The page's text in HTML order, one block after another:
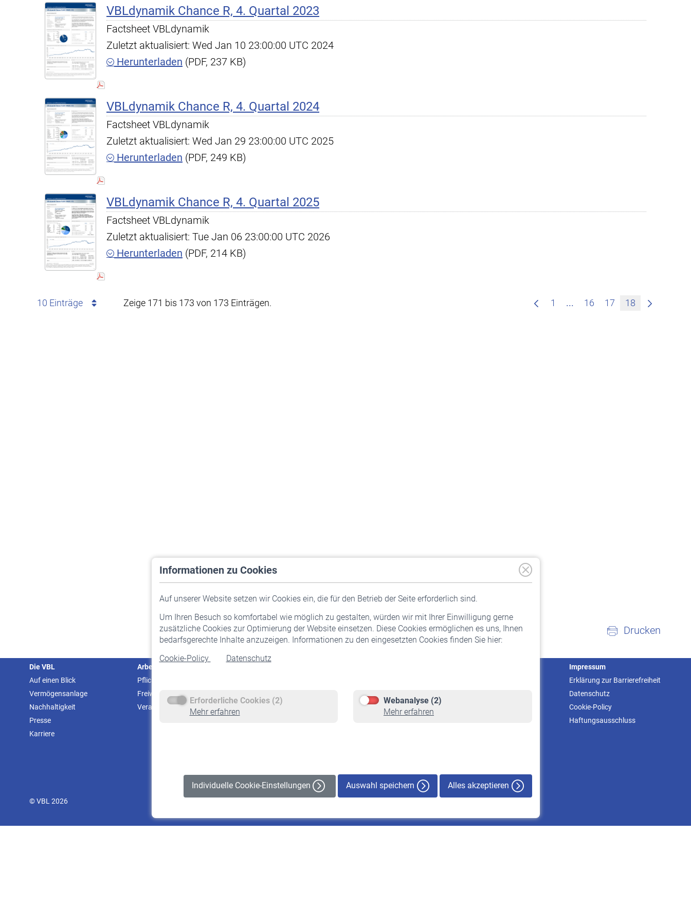
VBLdynamik Chance R, 4. Quartal 2023
Factsheet VBLdynamik
Zuletzt aktualisiert: Wed Jan 10 23:00:00 UTC 2024
Herunterladen (PDF, 237 KB)
VBLdynamik Chance R, 4. Quartal 2024
Factsheet VBLdynamik
Zuletzt aktualisiert: Wed Jan 29 23:00:00 UTC 2025
Herunterladen (PDF, 249 KB)
VBLdynamik Chance R, 4. Quartal 2025
Factsheet VBLdynamik
Zuletzt aktualisiert: Tue Jan 06 23:00:00 UTC 2026
Herunterladen (PDF, 214 KB)
10 Einträge Zeige 171 bis 173 von 173 Einträgen. 1 ... Zwischenseiten Navigieren
16 17 18
Informationen zu Cookies
Auf unserer Website setzen wir Cookies ein, die für den Betrieb der Seite erforderlich sind.
Um Ihren Besuch so komfortabel wie möglich zu gestalten, würden wir mit Ihrer Einwilligung gerne
zusätzliche Cookies zur Optimierung der Website einsetzen. Diese Cookies ermöglichen es uns, Ihnen
bedarfsgerechte Inhalte anzuzeigen. Informationen zu den eingesetzten Cookies finden Sie hier:
Cookie-Policy
Datenschutz
Erforderliche Cookies (2)
Mehr erfahren
Webanalyse (2)
Mehr erfahren
Individuelle Cookie-Einstellungen Auswahl speichern Alles akzeptieren
Drucken
Die VBL
Auf einen Blick
Vermögensanlage
Nachhaltigkeit
Presse
Karriere
Arbeitgeber
Pflichtversicherung
Freiwillige Versicherung
Veranstaltungen
Staatliche Förderung
Rente beantragen
Rentenauszahlung
Impressum
Erklärung zur Barrierefreiheit
Datenschutz
Cookie-Policy
Haftungsausschluss
© VBL 2026